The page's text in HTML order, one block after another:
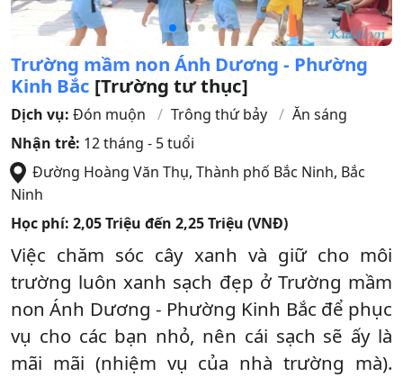
Trường mầm non Ánh Dương - Phường
Kinh Bắc [Trường tư thục]
Dịch vụ: Đón muộn Trông thứ bảy
Ăn sáng
Nhận trẻ: 12 tháng - 5 tuổi
Đường Hoàng Văn Thụ, Thành phố Bắc Ninh, Bắc
Ninh
Học phí: 2,05 Triệu đến 2,25 Triệu (VNĐ)
Việc chăm sóc cây xanh và giữ cho môi
trường luôn xanh sạch đẹp ở Trường mầm
non Ánh Dương - Phường Kinh Bắc để phục
vụ cho các bạn nhỏ, nên cái sạch sẽ ấy là
mãi mãi (nhiệm vụ của nhà trường mà).